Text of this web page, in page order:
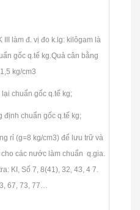
III làm đ. vị đo k.lg: kilôgam là
gốc q.tế kg.Quả cân bằng
kg/cm3
chuẩn gốc q.tế kg;
định chuẩn gốc q.tế kg;
rỉ (g=8 kg/cm3) để lưu trữ và
các nước làm chuẩn q.gia.
KI, Số 7, 8(41), 32, 43, 4 7.
67, 73, 77…